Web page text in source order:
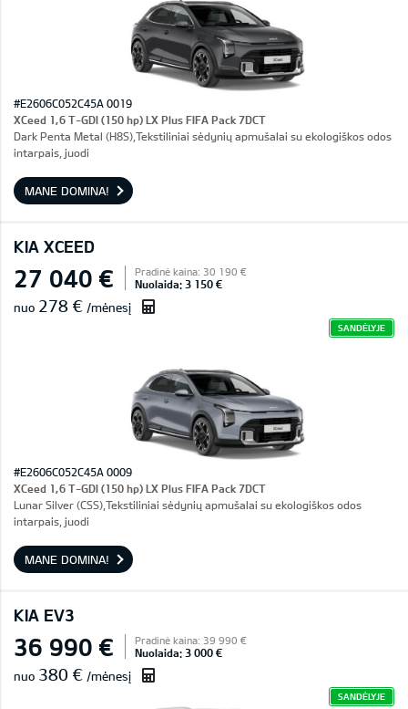
#E2606C052C45A 0019
XCeed 1,6 T-GDI (150 hp) LX Plus FIFA Pack 7DCT
Dark Penta Metal (H8S),Tekstiliniai sėdynių apmušalai su ekologiškos odos
intarpais, juodi
MANE DOMINA!
KIA XCEED
27 040 € Pradinė kaina: 30 190 €
Nuolaida: 3 150 €
nuo 278 € /mėnesį
SANDĖLYJE
#E2606C052C45A 0009
XCeed 1,6 T-GDI (150 hp) LX Plus FIFA Pack 7DCT
Lunar Silver (CSS),Tekstiliniai sėdynių apmušalai su ekologiškos odos
intarpais, juodi
MANE DOMINA!
KIA EV3
36 990 € Pradinė kaina: 39 990 €
Nuolaida: 3 000 €
nuo 380 € /mėnesį
SANDĖLYJE